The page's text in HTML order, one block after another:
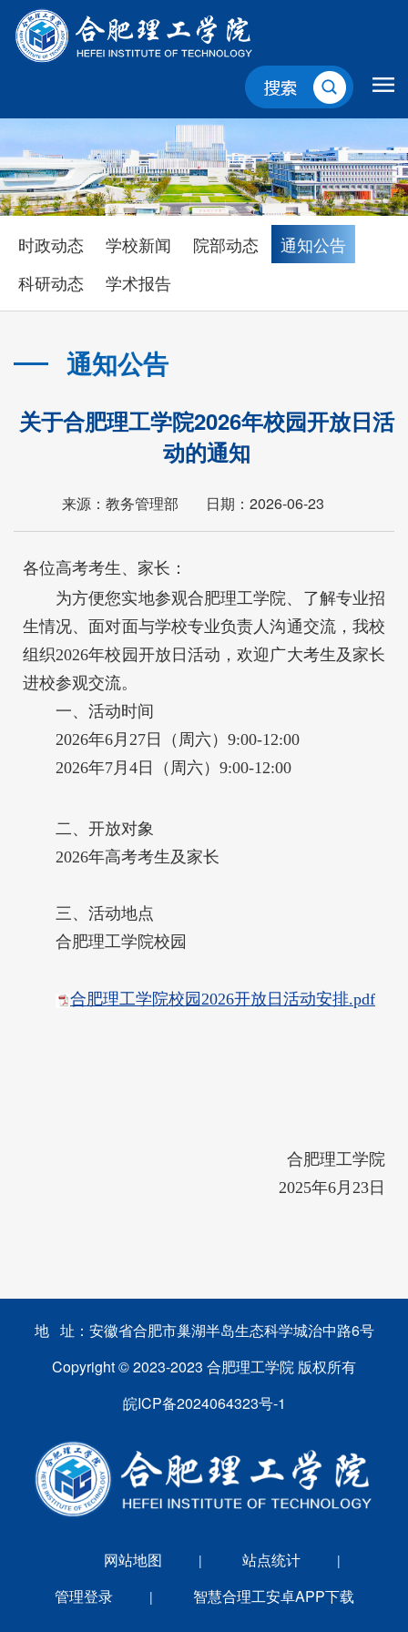
时政动态 学校新闻 院部动态
通知公告
科研动态
学术报告
通知公告
当前位置：首页 >新闻中心>通知公告> 正文
关于合肥理工学院2026年校园开放日活
动的通知
来源：教务管理部 日期：2026-06-23
各位高考考生、家长：
为方便您实地参观合肥理工学院、了解专业招
生情况、面对面与学校专业负责人沟通交流，我校
组织2026年校园开放日活动，欢迎广大考生及家长
进校参观交流。
一、活动时间
2026年6月27日（周六）9:00-12:00
2026年7月4日（周六）9:00-12:00
二、开放对象
2026年高考考生及家长
三、活动地点
合肥理工学院校园
合肥理工学院校园2026开放日活动安排.pdf
合肥理工学院
2025年6月23日
地 址：安徽省合肥市巢湖半岛生态科学城治中路6号
Copyright © 2023-2023 合肥理工学院 版权所有
皖ICP备2024064323号-1
网站地图 | 站点统计 |
管理登录 | 智慧合理工安卓APP下载